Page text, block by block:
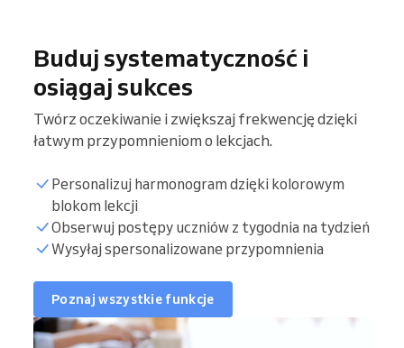
Buduj systematyczność i
osiągaj sukces
Twórz oczekiwanie i zwiększaj frekwencję dzięki
łatwym przypomnieniom o lekcjach.
Personalizuj harmonogram dzięki kolorowym
blokom lekcji
Obserwuj postępy uczniów z tygodnia na tydzień
Wysyłaj spersonalizowane przypomnienia
Poznaj wszystkie funkcje